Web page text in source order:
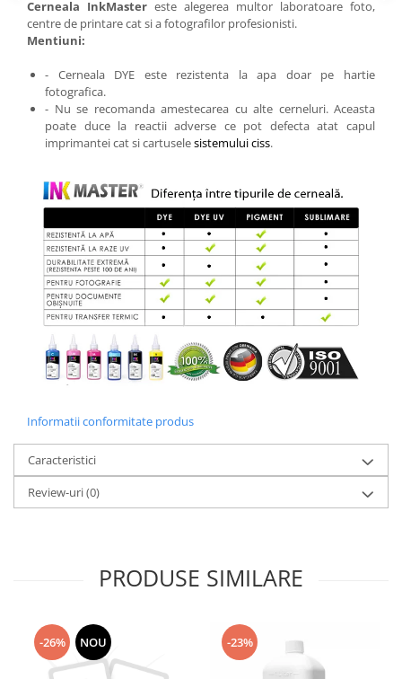
Cerneala InkMaster este alegerea multor laboratoare foto,
centre de printare cat si a fotografilor profesionisti.
Mentiuni:
- Cerneala DYE este rezistenta la apa doar pe hartie
fotografica.
- Nu se recomanda amestecarea cu alte cerneluri. Aceasta
poate duce la reactii adverse ce pot defecta atat capul
imprimantei cat si cartuselesistemului ciss.
Informatii conformitate produs
Caracteristici
Review-uri(0)
PRODUSE SIMILARE
-26% NOU -23%